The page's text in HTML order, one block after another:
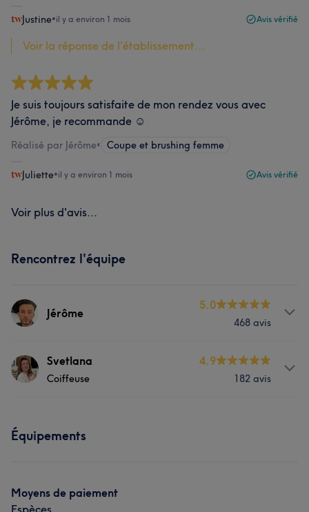
Justine•il y a environ 1 mois Avis vérifié
Voir la réponse de l'établissement...
Je suis toujours satisfaite de mon rendez vous avec
Jérôme, je recommande ☺️
Réalisé par Jérôme• Coupe et brushing femme
Juliette•il y a environ 1 mois Avis vérifié
Voir plus d'avis...
Rencontrez l'équipe
Jérôme
5.0
468 avis
Prestations
Portfolio
Svetlana
Coiffeuse
4.9
182 avis
Après plusieurs années d’expérience pour embellir les
Prestations
Équipements
Moyens de paiement
Espèces